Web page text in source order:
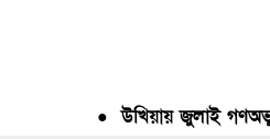
উখিয়ায় জুলাই গণঅভ্যুত্থান